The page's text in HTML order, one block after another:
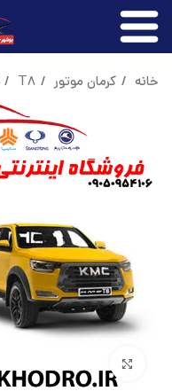
خانه کرمان موتور T8